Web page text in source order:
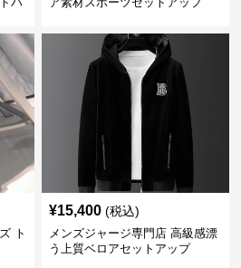
ト
¥15,400 (税込)
メンズジャージ専門店 高級感漂
う上質ベロアセットアップ